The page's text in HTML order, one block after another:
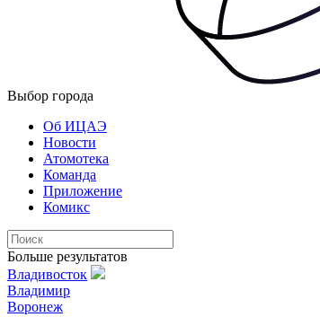
Выбор города
Об ИЦАЭ
Новости
Атомотека
Команда
Приложение
Комикс
Больше результатов
Владивосток
Владимир
Воронеж